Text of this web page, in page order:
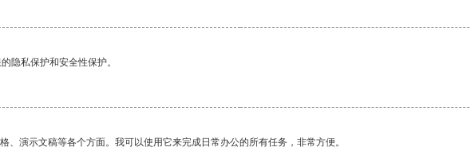
隐私保护和安全性保护。
、演示文稿等各个方面。我可以使用它来完成日常办公的所有任务，非常方便。